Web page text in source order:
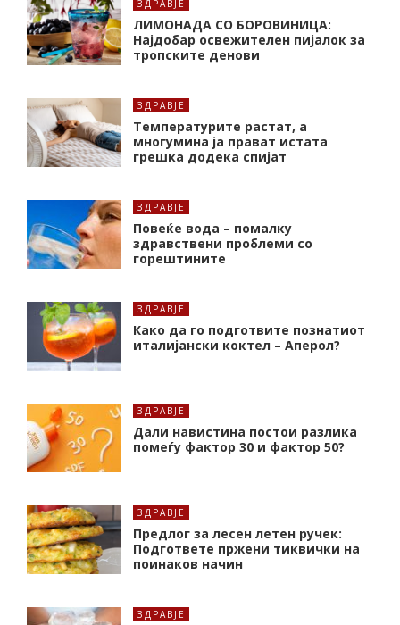
ЗДРАВЈЕ
ЛИМОНАДА СО БОРОВИНИЦА:
Најдобар освежителен пијалок за
тропските денови
ЗДРАВЈЕ
Температурите растат, а
многумина ја прават истата
грешка додека спијат
ЗДРАВЈЕ
Повеќе вода – помалку
здравствени проблеми со
горештините
ЗДРАВЈЕ
Како да го подготвите познатиот
италијански коктел – Аперол?
ЗДРАВЈЕ
Дали навистина постои разлика
помеѓу фактор 30 и фактор 50?
ЗДРАВЈЕ
Предлог за лесен летен ручек:
Подгответе пржени тиквички на
поинаков начин
ЗДРАВЈЕ